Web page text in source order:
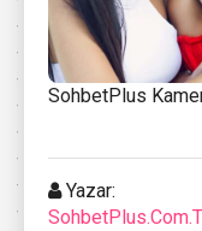
SohbetPlus
Yazar: